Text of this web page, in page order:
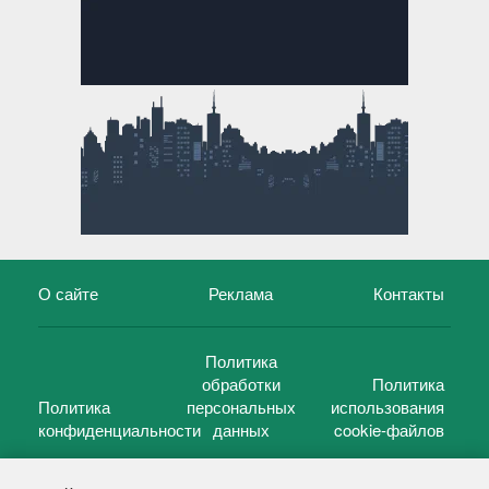
О сайте Реклама Контакты
Политика
конфиденциальности
Политика
обработки
персональных
данных
Политика
использования
cookie-файлов